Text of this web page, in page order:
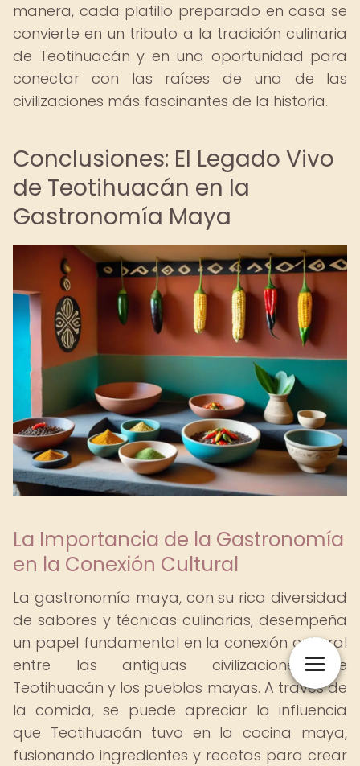
manera, cada platillo preparado en casa se
convierte en un tributo a la tradición culinaria
de Teotihuacán y en una oportunidad para
conectar con las raíces de una de las
civilizaciones más fascinantes de la historia.
Conclusiones: El Legado Vivo
de Teotihuacán en la
Gastronomía Maya
La Importancia de la Gastronomía
en la Conexión Cultural
La gastronomía maya, con su rica diversidad
de sabores y técnicas culinarias, desempeña
un papel fundamental en la conexión cultural
entre las antiguas civilizaciones de
Teotihuacán y los pueblos mayas. A través de
la comida, se puede apreciar la influencia
que Teotihuacán tuvo en la cocina maya,
fusionando ingredientes y recetas para crear